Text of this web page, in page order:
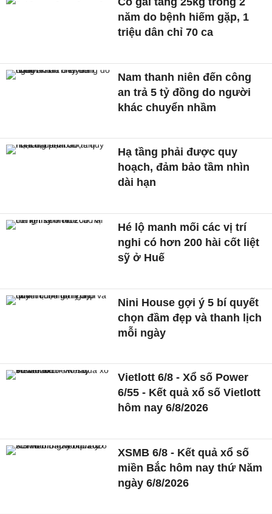
năm do bệnh hiếm gặp, 1
triệu dân chỉ 70 ca
Nam thanh niên đến công
an trả 5 tỷ đồng do người
khác chuyển nhầm
Hạ tầng phải được quy
hoạch, đảm bảo tầm nhìn
dài hạn
Hé lộ manh mối các vị trí
nghi có hơn 200 hài cốt liệt
sỹ ở Huế
Nini House gợi ý 5 bí quyết
chọn đầm đẹp và thanh lịch
mỗi ngày
Vietlott 6/8 - Xổ số Power
6/55 - Kết quả xổ số Vietlott
hôm nay 6/8/2026
XSMB 6/8 - Kết quả xổ số
miền Bắc hôm nay thứ Năm
ngày 6/8/2026